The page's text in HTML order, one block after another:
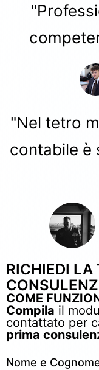
"Nel tetro
contabile è
RICHIEDI LA
COME
Compila il
contattato per
prima
Nome e